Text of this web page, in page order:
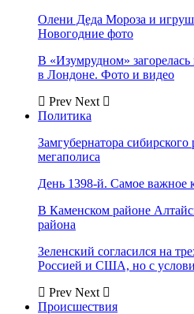
Олени Деда Мороза и
Новогодние фото
В «Изумрудном»
в Лондоне. Фото и видео
Prev Next
Политика
Замгубернатора
мегаполиса
День 1398-й. Самое важное
В Каменском районе
района
Зеленский согласился на
Россией и США, но с
Prev Next
Происшествия